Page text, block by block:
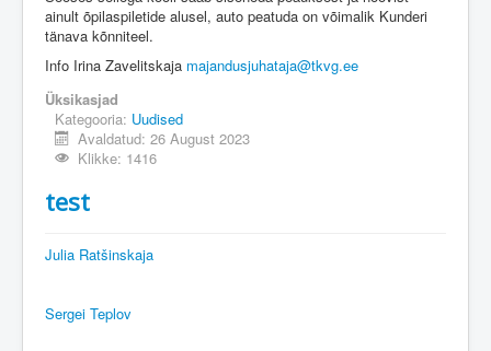
ainult õpilaspiletide alusel, auto peatuda on võimalik Kunderi
tänava kõnniteel.
Info Irina Zavelitskaja majandusjuhataja@tkvg.ee
Üksikasjad
Kategooria: Uudised
Avaldatud: 26 August 2023
Klikke: 1416
test
Julia Ratšinskaja
Sergei Teplov